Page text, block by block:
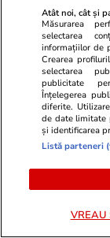
Pașca e
Banalizarea
Atât noi, cât și
Măsurarea
selectarea
informațiilor de
Crearea
selectarea
publicitate
Înțelegerea
diferite.
de date limitate
și identificarea
Listă parteneri
VREAU